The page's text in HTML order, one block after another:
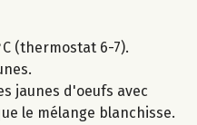
(thermostat 6-7).
jaunes d'oeufs avec
le mélange blanchisse.